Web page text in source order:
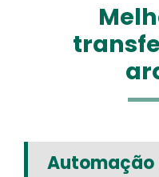
Automação